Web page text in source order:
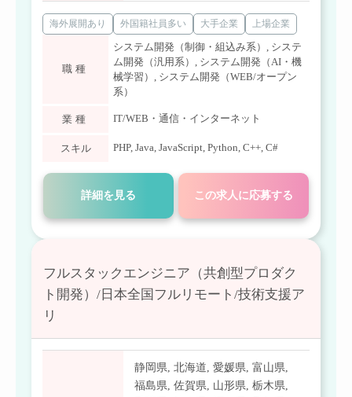
海外展開あり 外国籍社員多い 大手企業 上場企業
職種
システム開発（制御・組込み系） , システ
ム開発（汎用系） , システム開発（AI・機
械学習） , システム開発（WEB/オープン
系）
業種 IT/WEB・通信・インターネット
スキル PHP, Java, JavaScript, Python, C++, C#
詳細を見る この求人に応募する
フルスタックエンジニア（共創型プロダク
ト開発）/日本全国フルリモート/技術支援ア
リ
静岡県,北海道,愛媛県,富山県,
福島県,佐賀県, 山形県,栃木県,